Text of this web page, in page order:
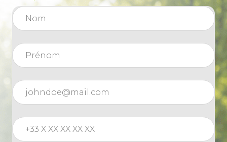
18 Ouverture en franchise
19 Question d'engagement
20 Hésitation